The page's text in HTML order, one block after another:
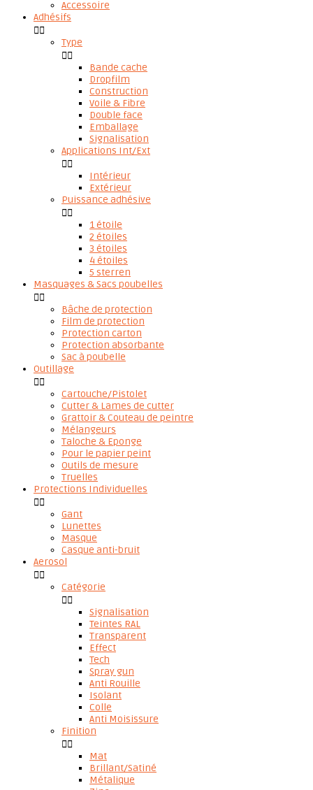
Accessoire
Adhésifs

Type

Bande cache
Dropfilm
Construction
Voile & Fibre
Double face
Emballage
Signalisation
Applications Int/Ext

Intérieur
Extérieur
Puissance adhésive

1 étoile
2 étoiles
3 étoiles
4 étoiles
5 sterren
Masquages & Sacs poubelles

Bâche de protection
Film de protection
Protection carton
Protection absorbante
Sac à poubelle
Outillage

Cartouche/Pistolet
Cutter & Lames de cutter
Grattoir & Couteau de peintre
Mélangeurs
Taloche & Eponge
Pour le papier peint
Outils de mesure
Truelles
Protections Individuelles

Gant
Lunettes
Masque
Casque anti-bruit
Aerosol

Catégorie

Signalisation
Teintes RAL
Transparent
Effect
Tech
Spray gun
Anti Rouille
Isolant
Colle
Anti Moisissure
Finition

Mat
Brillant/Satiné
Métalique